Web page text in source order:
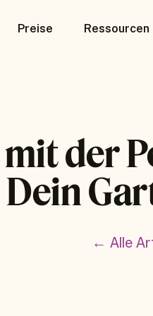
Preise Ressourcen
mit der
← Alle